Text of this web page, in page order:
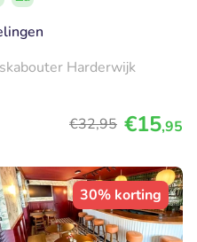
Harderwijk
€32,95 €15,95
30% korting